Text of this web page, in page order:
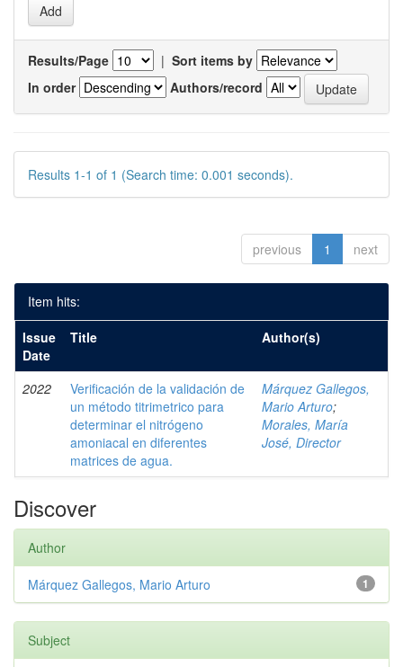
Results/Page | Sort items by
In order
Authors/record
Results 1-1 of 1 (Search time: 0.001 seconds).
previous 1 next
Item hits:
Issue
Date
Title Author(s)
2022
Verificación de la validación de
un método titrimetrico para
determinar el nitrógeno
amoniacal en diferentes
matrices de agua.
Márquez Gallegos,
Mario Arturo;
Morales, María
José, Director
Discover
Author
1
Márquez Gallegos, Mario Arturo
Subject